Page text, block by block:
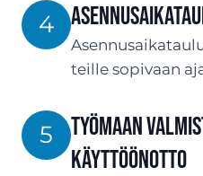
4
teille sopivaan
5
Työmaan
käyttöönotto